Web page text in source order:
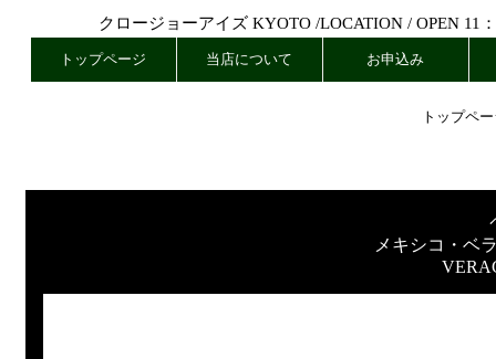
クロージョーアイズ KYOTO /LOCATION / OPEN 11
トップページ 当店について お申込み
トップペ
メキシコ・ベ